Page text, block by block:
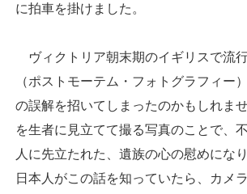
に拍車を掛けました。
ヴィクトリア朝末期のイギリスで流
（ポストモーテム・フォトグラフィー
の誤解を招いてしまったのかもしれま
を生者に見立てて撮る写真のことで、
人に先立たれた、遺族の心の慰めにな
日本人がこの話を知っていたら、カメ